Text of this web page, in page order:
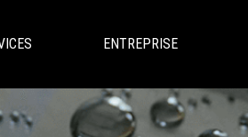
ENTREPRISE